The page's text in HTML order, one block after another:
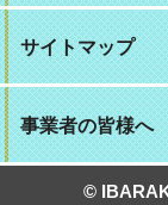
サイトマップ
事業者の皆様へ
©